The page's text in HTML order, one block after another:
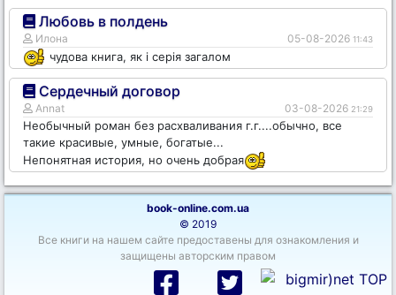
Любовь в полдень
Илона 05-08-2026 11:43
чудова книга, як і серія загалом
Сердечный договор
Annat 03-08-2026 21:29
Необычный роман без расхваливания г.г....обычно, все
такие красивые, умные, богатые...
Непонятная история, но очень добрая
book-online.com.ua
© 2019
Все книги на нашем сайте предоставены для ознакомления и
защищены авторским правом